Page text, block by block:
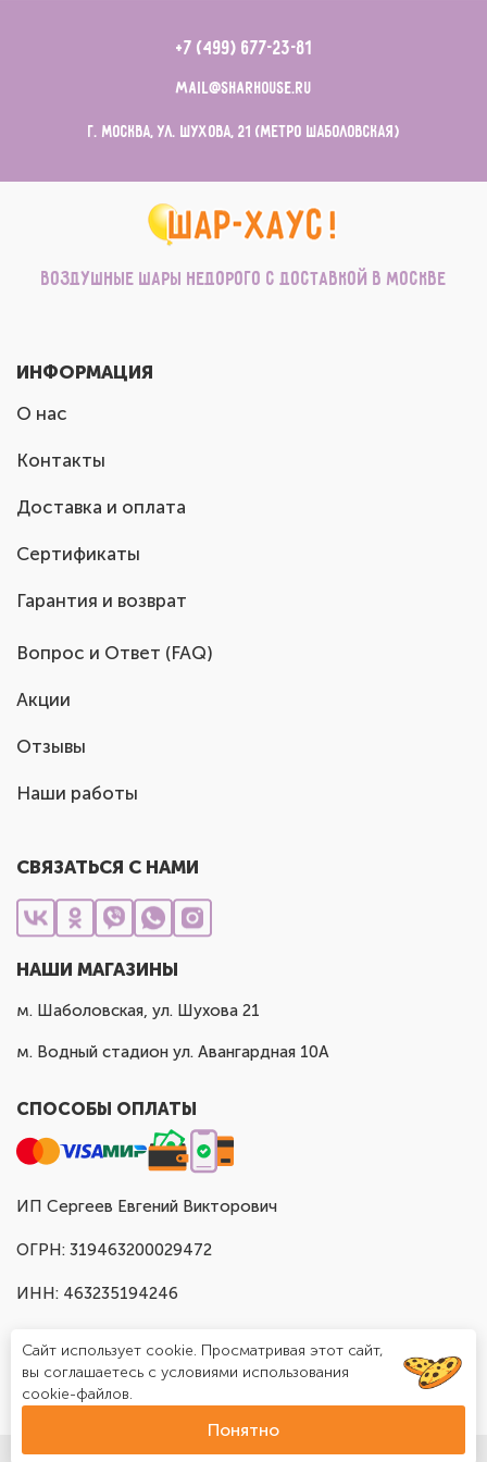
+7 (499) 677-23-81
mail@sharhouse.ru
г. Москва, ул. Шухова, 21 (метро Шаболовская)
Воздушные шары недорого с доставкой в Москве
ИНФОРМАЦИЯ
О нас
Контакты
Доставка и оплата
Сертификаты
Гарантия и возврат
Вопрос и Ответ (FAQ)
Акции
Отзывы
Наши работы
СВЯЗАТЬСЯ С НАМИ
НАШИ МАГАЗИНЫ
м. Шаболовская, ул. Шухова 21
м. Водный стадион ул. Авангардная 10А
СПОСОБЫ ОПЛАТЫ
ИП Сергеев Евгений Викторович
ОГРН: 319463200029472
ИНН: 463235194246
© Доставка шаров в Москве "Шар Хаус", 2025
Сайт использует cookie. Просматривая этот сайт,
вы соглашаетесь с условиями использования
cookie-файлов.
Понятно